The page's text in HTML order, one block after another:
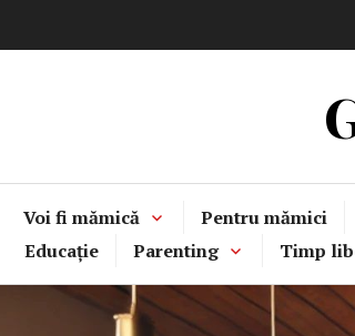
Voi fi mămică Pentru mămici
Educație
Parenting Timp